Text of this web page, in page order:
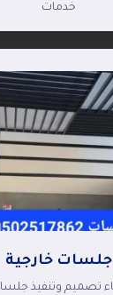
خدمات
جلسات خارجية
تصميم وتنفيذ